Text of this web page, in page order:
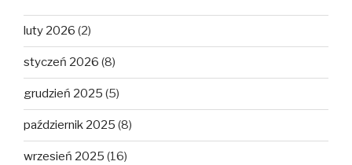
luty 2026 (2)
styczeń 2026 (8)
grudzień 2025 (5)
październik 2025 (8)
wrzesień 2025 (16)